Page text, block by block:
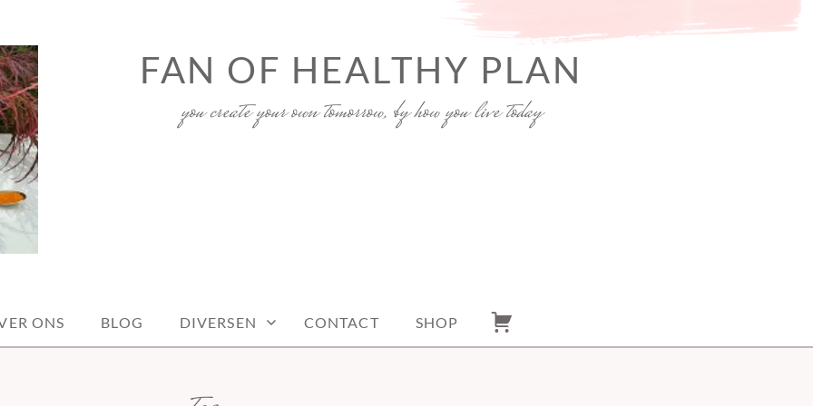
FAN OF HEALTHY PLAN
you create your own tomorrow, by how you live today
ONS BLOG DIVERSEN CONTACT SHOP